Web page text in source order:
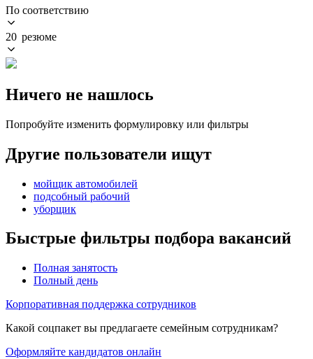
По соответствию
20 резюме
Ничего не нашлось
Попробуйте изменить формулировку или фильтры
Другие пользователи ищут
мойщик автомобилей
подсобный рабочий
уборщик
Быстрые фильтры подбора вакансий
Полная занятость
Полный день
Корпоративная поддержка сотрудников
Какой соцпакет вы предлагаете семейным сотрудникам?
Оформляйте кандидатов онлайн